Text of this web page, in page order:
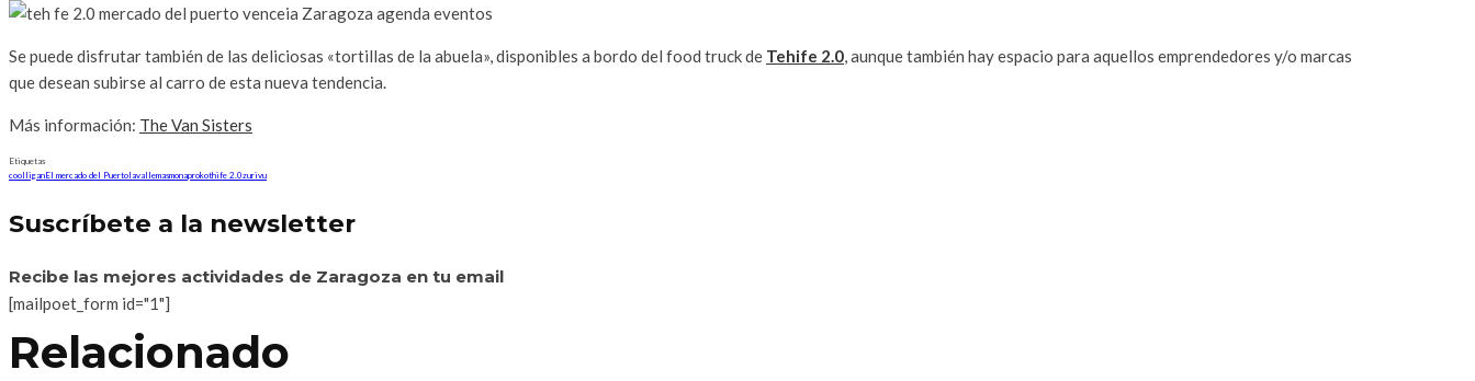
Se puede disfrutar también de las deliciosas «tortillas de la abuela», disponibles a bordo del food truck de Tehife 2.0, aunque también hay espacio para aquellos emprendedores y/o marcas
que desean subirse al carro de esta nueva tendencia.
Más información: The Van Sisters
Etiquetas
coolliganEl mercado del Puertolavallemasmonaprokothife 2.0zurivu
Suscríbete a la newsletter
Recibe las mejores actividades de Zaragoza en tu email
[mailpoet_form id="1"]
Relacionado